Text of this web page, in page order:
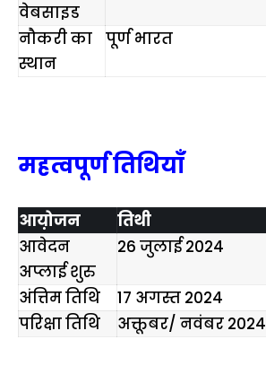
वेबसाइड
नौकरी का
स्थान
पूर्ण भारत
महत्वपूर्ण तिथियाँ
आय़ोजन
तिथी
आवेदन
अप्लाई शुरु
26 जुलाई 2024
अंत्तिम तिथि
17 अगस्त 2024
परिक्षा तिथि
अक्तूबर/ नवंबर 2024